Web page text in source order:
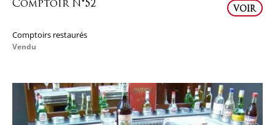
Comptoir N°52
VOIR
Comptoirs restaurés
Vendu